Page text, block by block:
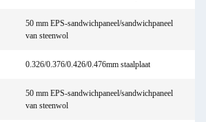
50 mm EPS-sandwichpaneel/sandwichpaneel
van steenwol
0.326/0.376/0.426/0.476mm staalplaat
50 mm EPS-sandwichpaneel/sandwichpaneel
van steenwol